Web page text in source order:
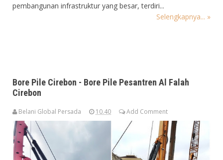
pembangunan infrastruktur yang besar, terdiri...
Selengkapnya... »
Bore Pile Cirebon - Bore Pile Pesantren Al Falah
Cirebon
Belani Global Persada 10.40 Add Comment